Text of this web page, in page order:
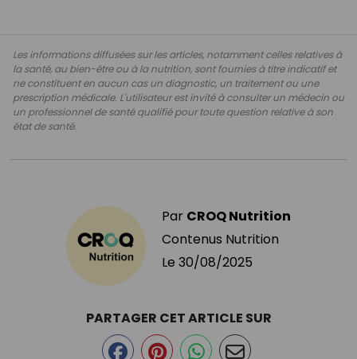
Les informations diffusées sur les articles, notamment celles relatives à
la santé, au bien-être ou à la nutrition, sont fournies à titre indicatif et
ne constituent en aucun cas un diagnostic, un traitement ou une
prescription médicale. L'utilisateur est invité à consulter un médecin ou
un professionnel de santé qualifié pour toute question relative à son
état de santé.
Par CROQ Nutrition
Contenus Nutrition
Le 30/08/2025
PARTAGER CET ARTICLE SUR